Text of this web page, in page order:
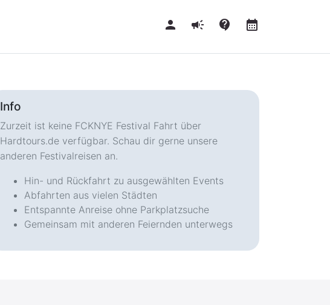
person campaign contact_support calendar_month
Info
Zurzeit ist keine FCKNYE Festival Fahrt über
Hardtours.de verfügbar. Schau dir gerne unsere
anderen Festivalreisen an.
Hin- und Rückfahrt zu ausgewählten Events
Abfahrten aus vielen Städten
Entspannte Anreise ohne Parkplatzsuche
Gemeinsam mit anderen Feiernden unterwegs